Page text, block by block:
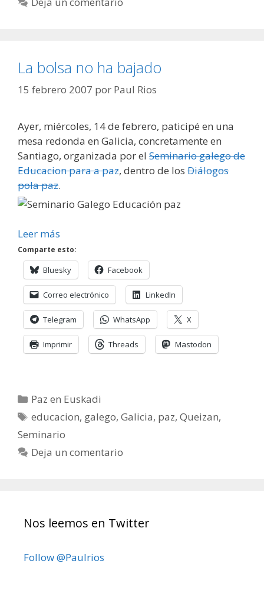
La bolsa no ha bajado
15 febrero 2007 por Paul Rios
Ayer, miércoles, 14 de febrero, paticipé en una
mesa redonda en Galicia, concretamente en
Santiago, organizada por el Seminario galego de
Educacion para a paz, dentro de los Diálogos
pola paz.
Leer más
Comparte esto:
Bluesky Facebook
Correo electrónico LinkedIn
Telegram WhatsApp X
Imprimir Threads Mastodon
Categorías
Paz en Euskadi
Etiquetas
educacion, galego,Galicia, paz,Queizan,
Seminario
Deja un comentario
Nos leemos en Twitter
Follow @Paulrios